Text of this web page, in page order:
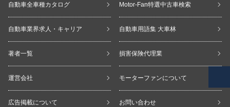
自動車全車種カタログ Motor-Fan特選中古車検索
自動車業界求人・キャリア 自動車用語集 大車林
著者一覧 損害保険代理業
運営会社 モーターファンについて
広告掲載について お問い合わせ